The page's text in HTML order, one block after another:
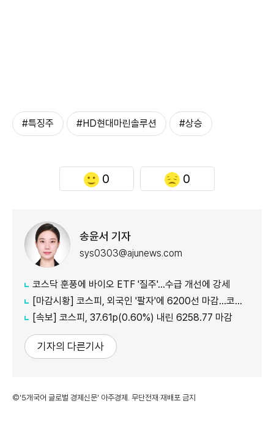
#특징주 #HD현대마린솔루션 #상승
0 0
송윤서 기자
sys0303@ajunews.com
코스닥 훈풍에 바이오 ETF '질주'…수급 개선에 강세
[마감시황] 코스피, 외국인 '팔자'에 6200선 마감…코스닥도 하락
[속보] 코스피, 37.61p(0.60%) 내린 6258.77 마감
기자의 다른기사
©'5개국어 글로벌 경제신문' 아주경제. 무단전재·재배포 금지